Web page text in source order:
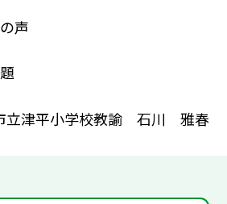
声
立津平小学校教諭 石川 雅春